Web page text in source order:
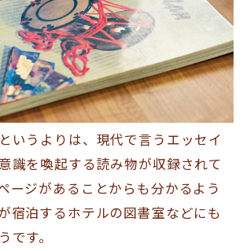
いうよりは、現代で言うエッセイ
識を喚起する読み物が収録されて
ージがあることからも分かるよう
宿泊するホテルの図書室などにも
です。